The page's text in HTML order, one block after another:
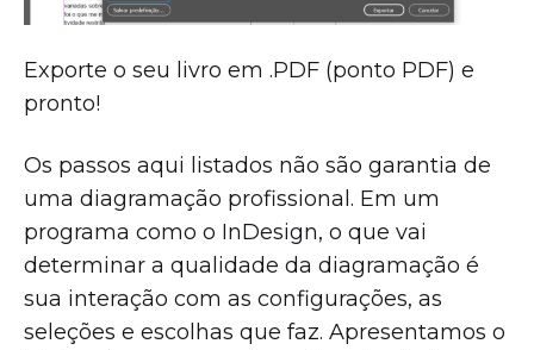
Exporte o seu livro em .PDF (ponto PDF) e
pronto!
Os passos aqui listados não são garantia de
uma diagramação profissional. Em um
programa como o InDesign, o que vai
determinar a qualidade da diagramação é
sua interação com as configurações, as
seleções e escolhas que faz. Apresentamos o